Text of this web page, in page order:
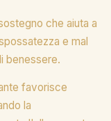
che aiuta a
e mal
benessere.
favorisce
la